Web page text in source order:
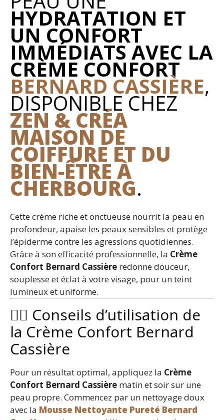
HYDRATATION ET
UN CONFORT
IMMÉDIATS AVEC LA
CRÈME CONFORT
BERNARD CASSIÈRE,
DISPONIBLE CHEZ
ZEN & CRÉA
MAISON DE
COIFFURE ET DU
BIEN-ÊTRE À
CHERBOURG.
Cette crème riche et onctueuse nourrit la peau en
profondeur, apaise les peaux sensibles et protège
l’épiderme contre les agressions quotidiennes.
Grâce à son efficacité professionnelle, la Crème
Confort Bernard Cassière redonne douceur,
souplesse et éclat à votre visage, pour un teint
lumineux et uniforme.
💆‍♀️ Conseils d’utilisation de
la Crème Confort Bernard
Cassière
Pour un résultat optimal, appliquez la Crème
Confort Bernard Cassière matin et soir sur une
peau propre. Commencez par un nettoyage doux
avec la Mousse Nettoyante Pureté Bernard